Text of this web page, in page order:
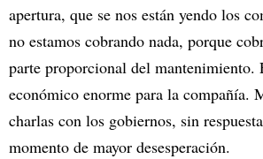
apertura, que se nos están yendo los
no estamos cobrando nada, porque
parte proporcional del mantenimiento.
económico enorme para la compañía.
charlas con los gobiernos, sin
momento de mayor desesperación.